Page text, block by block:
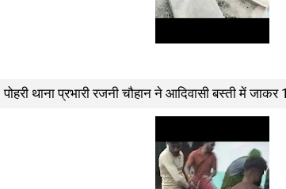
पोहरी थाना प्रभारी रजनी चौहान ने आदिवासी बस्ती में